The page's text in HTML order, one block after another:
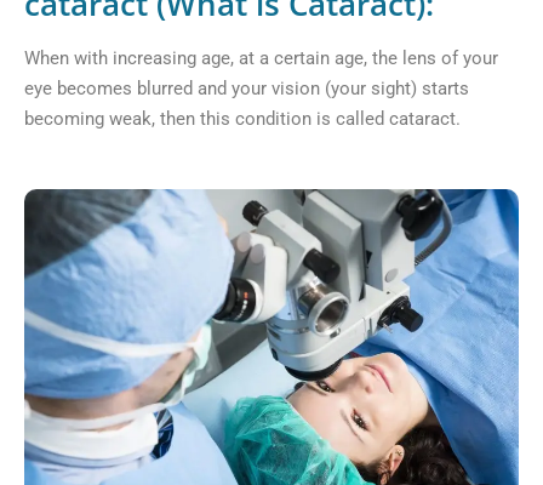
When with increasing age, at a certain age, the lens of your
eye becomes blurred and your vision (your sight) starts
becoming weak, then this condition is called cataract.